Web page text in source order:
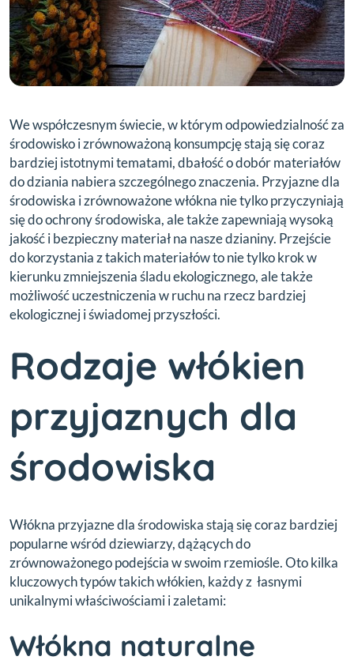
We współczesnym świecie, w którym odpowiedzialność za
środowisko i zrównoważoną konsumpcję stają się coraz
bardziej istotnymi tematami, dbałość o dobór materiałów
do dziania nabiera szczególnego znaczenia. Przyjazne dla
środowiska i zrównoważone włókna nie tylko przyczyniają
się do ochrony środowiska, ale także zapewniają wysoką
jakość i bezpieczny materiał na nasze dzianiny. Przejście
do korzystania z takich materiałów to nie tylko krok w
kierunku zmniejszenia śladu ekologicznego, ale także
możliwość uczestniczenia w ruchu na rzecz bardziej
ekologicznej i świadomej przyszłości.
Rodzaje włókien
przyjaznych dla
środowiska
Włókna przyjazne dla środowiska stają się coraz bardziej
popularne wśród dziewiarzy, dążących do
zrównoważonego podejścia w swoim rzemiośle. Oto kilka
kluczowych typów takich włókien, każdy z łasnymi
unikalnymi właściwościami i zaletami:
Włókna naturalne